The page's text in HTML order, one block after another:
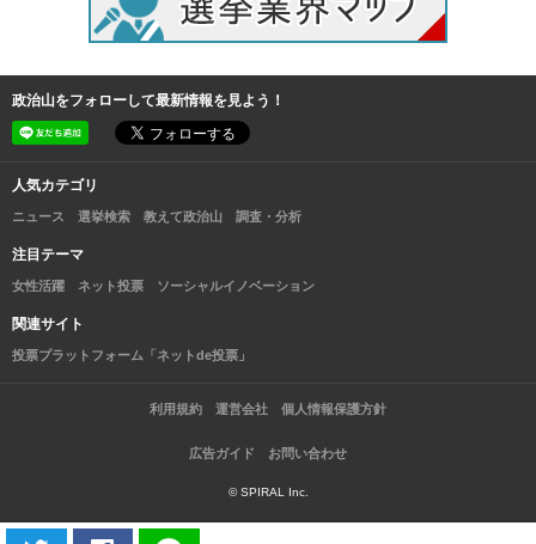
政治山をフォローして最新情報を見よう！
人気カテゴリ
ニュース 選挙検索 教えて政治山 調査・分析
注目テーマ
女性活躍 ネット投票 ソーシャルイノベーション
関連サイト
投票プラットフォーム「ネットde投票」
利用規約 運営会社 個人情報保護方針
広告ガイド お問い合わせ
© SPIRAL Inc.